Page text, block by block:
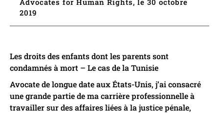
2019
Les droits des enfants dont les parents sont
condamnés à mort – Le cas de la Tunisie
Avocate de longue date aux États-Unis, j’ai consacré
une grande partie de ma carrière professionnelle à
travailler sur des affaires liées à la justice pénale,